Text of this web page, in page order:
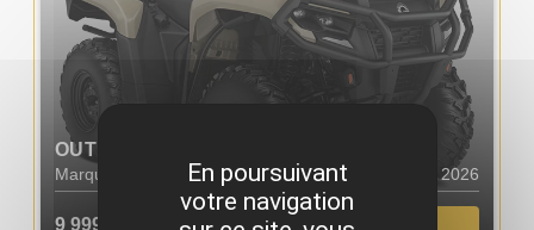
OUTLANDER PRO HD5 T
Marque : CAN AM Année : 2026
9 999,00€
En poursuivant
votre navigation